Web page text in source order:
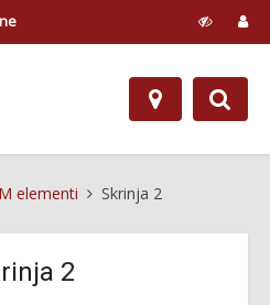
elementi Skrinja 2
2